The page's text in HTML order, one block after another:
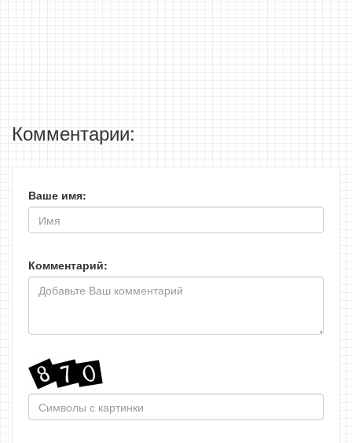
Комментарии:
Ваше имя:
Комментарий: